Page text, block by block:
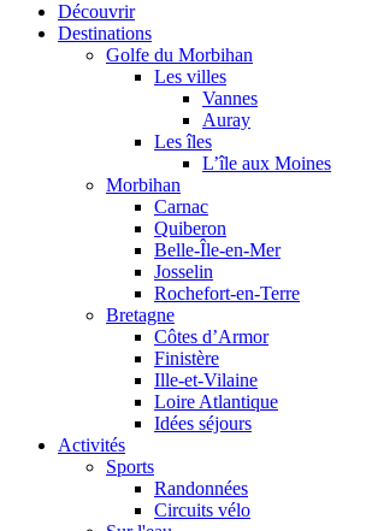
Découvrir
Destinations
Golfe du Morbihan
Les villes
Vannes
Auray
Les îles
L’île aux Moines
Morbihan
Carnac
Quiberon
Belle-Île-en-Mer
Josselin
Rochefort-en-Terre
Bretagne
Côtes d’Armor
Finistère
Ille-et-Vilaine
Loire Atlantique
Idées séjours
Activités
Sports
Randonnées
Circuits vélo